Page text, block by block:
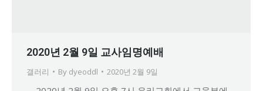
2020년 2월 9일 교사임명예배
갤러리 By dyeoddl 2020년 2월 9일